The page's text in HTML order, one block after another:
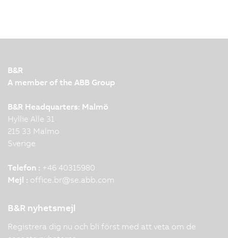
B&R
A member of the ABB Group
B&R Headquarters: Malmö
Hyllie Alle 31
215 33 Malmo
Sverige
Telefon : +46 40315980
Mejl : office.br@se.abb.com
B&R nyhetsmejl
Registrera dig nu och bli först med att veta om de